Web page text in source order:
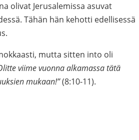
olivat Jerusalemissa asuvat
Tähän hän kehotti edellisessä
mutta sitten into oli
viime vuonna alkamassa tätä
mukaan!”(8:10-11).